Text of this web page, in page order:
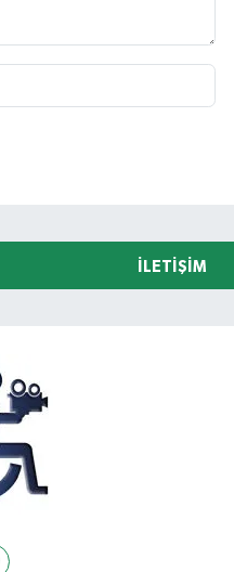
İLETIŞIM